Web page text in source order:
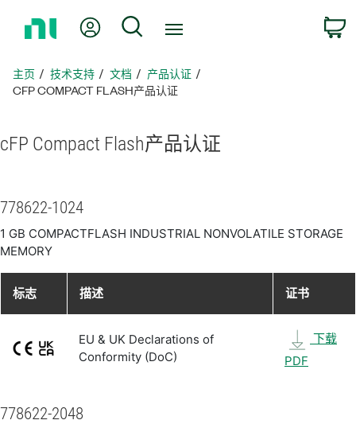
页
我的账户 搜索
主页 技术支持 文档
产品认证
CFP COMPACT FLASH产品认证
cFP Compact Flash产品认证
778622-1024
1 GB COMPACTFLASH INDUSTRIAL NONVOLATILE STORAGE
MEMORY
标志 描述 证书
EU & UK Declarations of
Conformity (DoC)
下载
PDF
778622-2048